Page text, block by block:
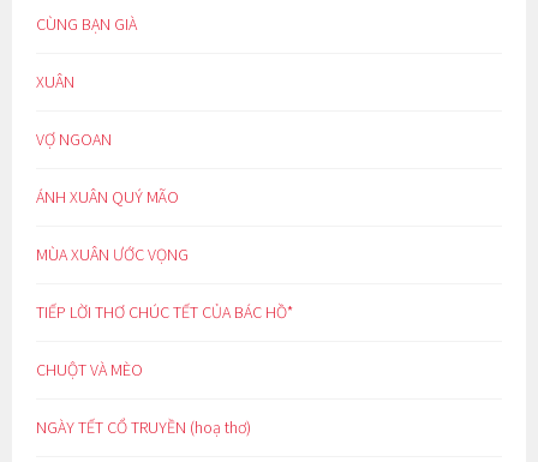
CÙNG BẠN GIÀ
XUÂN
VỢ NGOAN
ÁNH XUÂN QUÝ MÃO
MÙA XUÂN ƯỚC VỌNG
TIẾP LỜI THƠ CHÚC TẾT CỦA BÁC HỒ*
CHUỘT VÀ MÈO
NGÀY TẾT CỔ TRUYỀN (hoạ thơ)